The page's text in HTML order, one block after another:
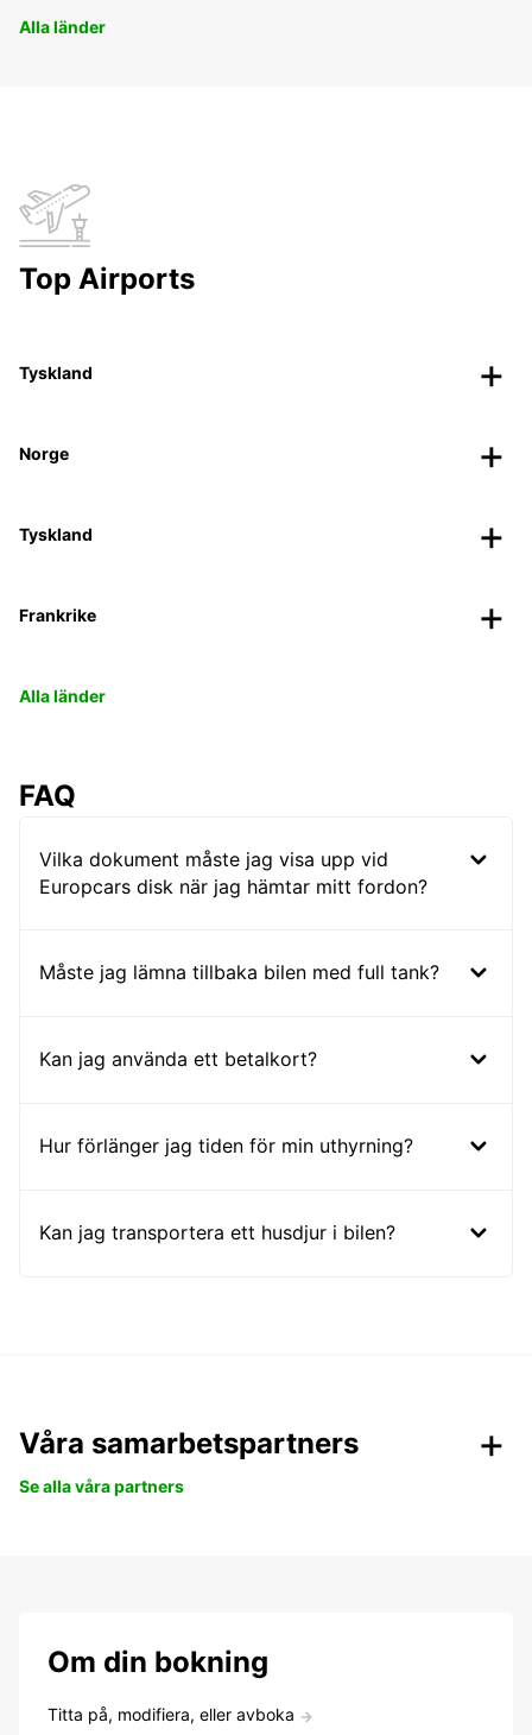
Alla länder
Top Airports
Tyskland
Norge
Tyskland
Frankrike
Alla länder
FAQ
Vilka dokument måste jag visa upp vid
Europcars disk när jag hämtar mitt fordon?
Måste jag lämna tillbaka bilen med full tank?
Kan jag använda ett betalkort?
Hur förlänger jag tiden för min uthyrning?
Kan jag transportera ett husdjur i bilen?
Våra samarbetspartners
Se alla våra partners
Om din bokning
Titta på, modifiera, eller avboka